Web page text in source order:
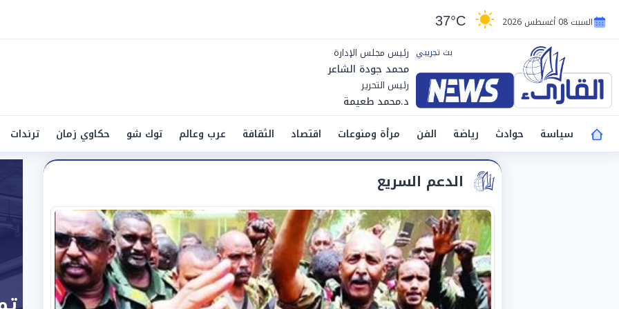
السبت 08 أغسطس 2026 37°C
رئيس مجلس الإدارة
محمد جودة الشاعر
رئيس التحرير
د.محمد طعيمة
سياسة
حوادث رياضة الفن مرأة ومنوعات اقتصاد الثقافة عرب وعالم توك شو حكاوي زمان ترندات
الدعم السريع